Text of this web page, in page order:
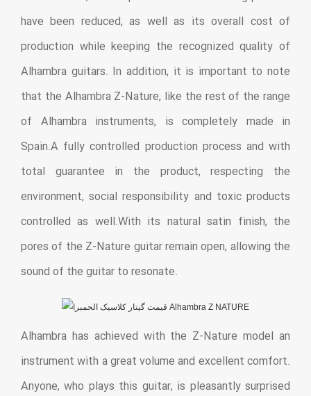
have been reduced, as well as its overall cost of
production while keeping the recognized quality of
Alhambra guitars. In addition, it is important to note
that the Alhambra Z-Nature, like the rest of the range
of Alhambra instruments, is completely made in
Spain.A fully controlled production process and with
total guarantee in the product, respecting the
environment, social responsibility and toxic products
controlled as well.With its natural satin finish, the
pores of the Z-Nature guitar remain open, allowing the
sound of the guitar to resonate.
Alhambra has achieved with the Z-Nature model an
instrument with a great volume and excellent comfort.
Anyone, who plays this guitar, is pleasantly surprised